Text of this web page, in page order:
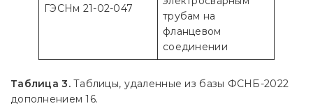
ГЭСНм 21-02-047
трубам на
фланцевом
соединении
Таблица 3.Таблицы, удаленные из базы ФСНБ-2022
дополнением 16.